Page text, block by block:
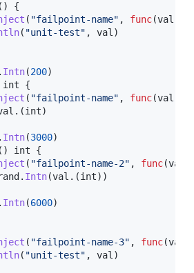
( )
{
( "failpoint-name" , func(val
( "unit-test" , val)
. Intn(200)
int
{
( "failpoint-name" , func(val
. (int)
. Intn(3000)
( ) int
{
( "failpoint-name-2" , func(val
. Intn(val . (int) )
. Intn(6000)
( "failpoint-name-3" , func(val
( "unit-test" , val)